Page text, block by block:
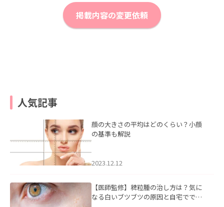
掲載内容の変更依頼
人気記事
顔の大きさの平均はどのくらい？小顔
の基準も解説
2023.12.12
【医師監修】稗粒腫の治し方は？気に
なる白いブツブツの原因と自宅ででき